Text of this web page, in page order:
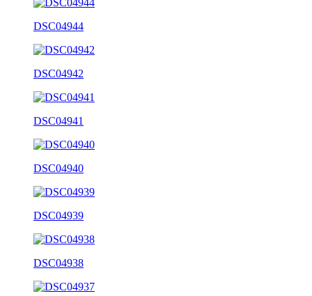
DSC04944
DSC04942
DSC04941
DSC04940
DSC04939
DSC04938